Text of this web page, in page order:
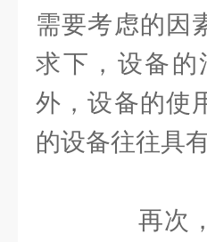
需要考虑的因
求下，设备
外，设备的使
的设备往往具
再次，